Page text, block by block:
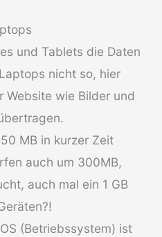
und Tablets die Daten
nicht so, hier
Website wie Bilder und
MB in kurzer Zeit
auch um 300MB,
auch mal ein 1 GB
(Betriebssystem) ist